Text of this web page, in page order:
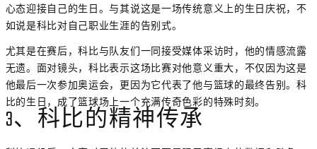
心态迎接自己的生日。与其说这是一场传统意义上的生日庆祝，不
如说是科比对自己职业生涯的告别式。
尤其是在赛后，科比与队友们一同接受媒体采访时，他的情感流露
无遗。面对镜头，科比表示这场比赛对他意义重大，不仅因为这是
他最后一次参加奥运会，更因为它代表了他与篮球的最终告别。科
比的生日，成了篮球场上一个充满传奇色彩的特殊时刻。
3、科比的精神传承